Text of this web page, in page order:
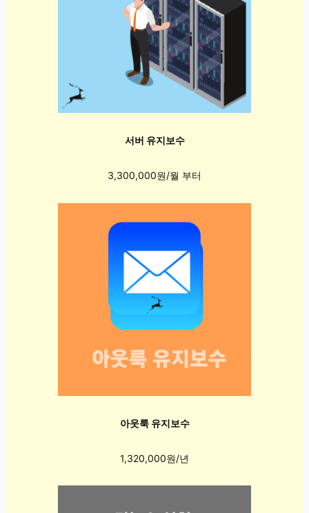
서버 유지보수
3,300,000원/월 부터
아웃룩 유지보수
1,320,000원/년